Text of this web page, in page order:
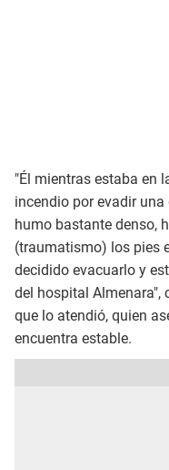
"Él mientras estaba en
incendio por evadir
humo bastante denso,
(traumatismo) los pies
decidido evacuarlo y
del hospital Almenara",
que lo atendió, quien
encuentra estable.